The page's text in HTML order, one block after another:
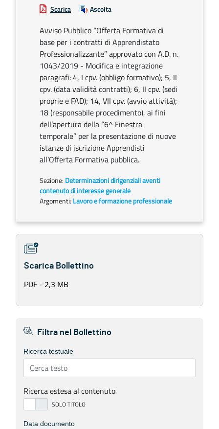
Scarica Ascolta
Avviso Pubblico “Offerta Formativa di
base per i contratti di Apprendistato
Professionalizzante” approvato con A.D. n.
1043/2019 - Modifica e integrazione
paragrafi: 4, I cpv. (obbligo formativo); 5, II
cpv. (data validità contratti); 6, II cpv. (sedi
proprie e FAD); 14, VII cpv. (avvio attività);
18 (responsabile procedimento), ai fini
dell’apertura della “6^ Finestra
temporale” per la presentazione di nuove
istanze di iscrizione Apprendisti
all’Offerta Formativa pubblica.
Sezione: Determinazioni dirigenziali aventi
contenuto di interesse generale
Argomenti: Lavoro e formazione professionale
Scarica Bollettino
PDF - 2,3 MB
Filtra nel Bollettino
Ricerca testuale
Ricerca estesa al contenuto
Data documento